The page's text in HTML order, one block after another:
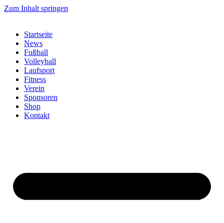
Zum Inhalt springen
Startseite
News
Fußball
Volleyball
Laufsport
Fitness
Verein
Sponsoren
Shop
Kontakt